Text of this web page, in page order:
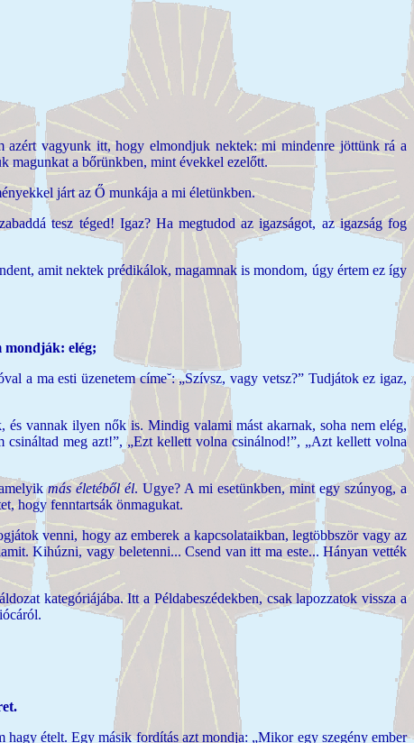
azért vagyunk itt, hogy elmondjuk nektek: mi mindenre jöttünk rá a
magunkat a bőrünkben, mint évekkel ezelőtt.
járt az Ő munkája a mi életünkben.
tesz téged! Igaz? Ha megtudod az igazságot, az igazság fog
amit nektek prédikálok, magamnak is mondom, úgy értem ez így
mondják: elég;
a ma esti üzenetem címe˘: „Szívsz, vagy vetsz?” Tudjátok ez igaz,
vannak ilyen nők is. Mindig valami mást akarnak, soha nem elég,
meg azt!”, „Ezt kellett volna csinálnod!”, „Azt kellett volna
más életéből él. Ugye? A mi esetünkben, mint egy szúnyog, a
hogy fenntartsák önmagukat.
venni, hogy az emberek a kapcsolataikban, legtöbbször vagy az
Kihúzni, vagy beletenni... Csend van itt ma este... Hányan vették
kategóriájába. Itt a Példabeszédekben, csak lapozzatok vissza a
ételt. Egy másik fordítás azt mondja: „Mikor egy szegény ember